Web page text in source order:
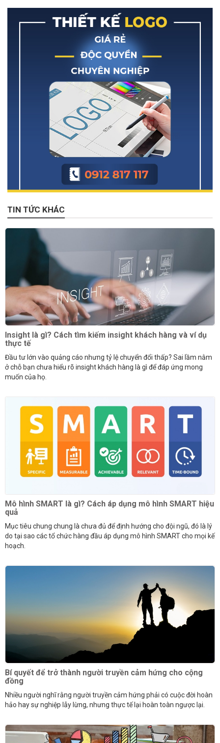
TIN TỨC KHÁC
Insight là gì? Cách tìm kiếm insight khách hàng và ví dụ
thực tế
Đầu tư lớn vào quảng cáo nhưng tỷ lệ chuyển đổi thấp? Sai lầm nằm
ở chỗ bạn chưa hiểu rõ insight khách hàng là gì để đáp ứng mong
muốn của họ.
Mô hình SMART là gì? Cách áp dụng mô hình SMART hiệu
quả
Mục tiêu chung chung là chưa đủ để định hướng cho đội ngũ, đó là lý
do tại sao các tổ chức hàng đầu áp dụng mô hình SMART cho mọi kế
hoạch.
Bí quyết để trở thành người truyền cảm hứng cho cộng
đồng
Nhiều người nghĩ rằng người truyền cảm hứng phải có cuộc đời hoàn
hảo hay sự nghiệp lẫy lừng, nhưng thực tế lại hoàn toàn ngược lại.